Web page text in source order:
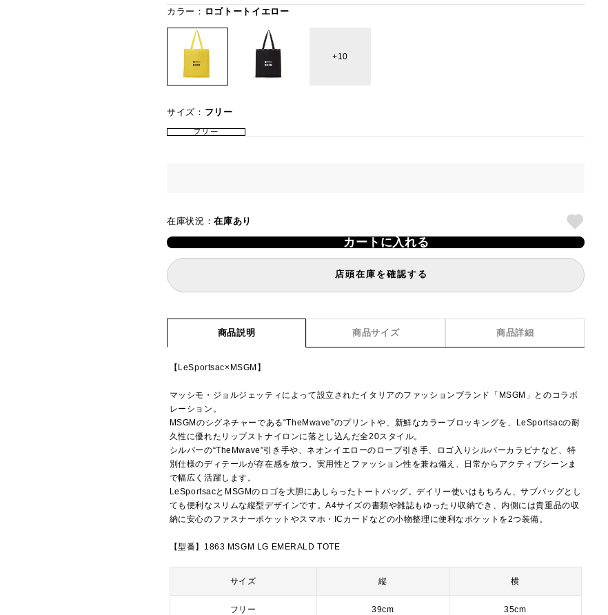
カラー： ロゴトートイエロー
10
サイズ： フリー
フリー
在庫状況：在庫あり
カートに入れる
店頭在庫を確認する
商品説明 商品サイズ 商品詳細
【LeSportsac×MSGM】
マッシモ・ジョルジェッティによって設立されたイタリアのファッションブランド「MSGM」とのコラボ
レーション。
MSGMのシグネチャーである“TheMwave”のプリントや、新鮮なカラーブロッキングを、LeSportsacの耐
久性に優れたリップストナイロンに落とし込んだ全20スタイル。
シルバーの“TheMwave”引き手や、ネオンイエローのロープ引き手、ロゴ入りシルバーカラビナなど、特
別仕様のディテールが存在感を放つ。実用性とファッション性を兼ね備え、日常からアクティブシーンま
で幅広く活躍します。
LeSportsacとMSGMのロゴを大胆にあしらったトートバッグ。デイリー使いはもちろん、サブバッグとし
ても便利なスリムな縦型デザインです。A4サイズの書類や雑誌もゆったり収納でき、内側には貴重品の収
納に安心のファスナーポケットやスマホ・ICカードなどの小物整理に便利なポケットを2つ装備。
【型番】1863 MSGM LG EMERALD TOTE
サイズ 縦 横
フリー 39cm 35cm